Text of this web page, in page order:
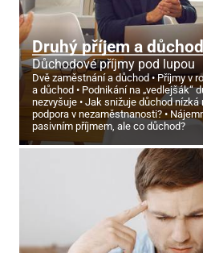
Druhý příjem a důchod
Důchodové příjmy pod lupou
Dvě zaměstnání a důchod
Příjmy v
a důchod
Podnikání na „vedlejšák“
nezvyšuje
Jak snižuje důchod nízká
podpora v nezaměstnanosti?
pasivním příjmem, ale co důchod?